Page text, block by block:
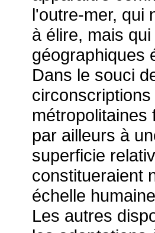
l'outre-mer, qui
à élire, mais
géographiques
Dans le souci
métropolitaines
par ailleurs à
superficie
constitueraient
échelle
Les autres